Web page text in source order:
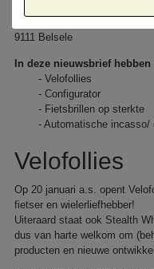
9111 Belsele
In deze nieuwsbrief
- Velofollies
- Configurator
- Fietsbrillen op sterkte
- Automatische incasso/
Velofollies
Op 20 januari a.s. opent
fietser en wielerliefhebber!
Uiteraard staat ook Stealth
dus van harte welkom om
producten en nieuwe